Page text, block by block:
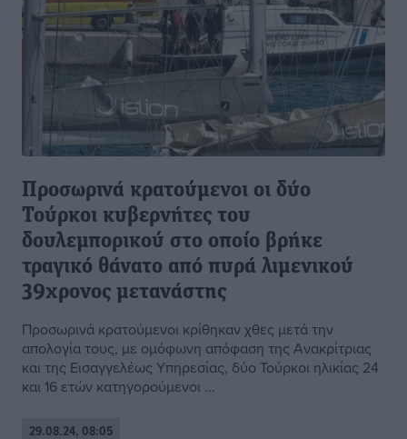
Προσωρινά κρατούμενοι οι δύο
Τούρκοι κυβερνήτες του
δουλεμπορικού στο οποίο βρήκε
τραγικό θάνατο από πυρά λιμενικού
39χρονος μετανάστης
Προσωρινά κρατούμενοι κρίθηκαν χθες μετά την
απολογία τους, με ομόφωνη απόφαση της Ανακρίτριας
και της Εισαγγελέως Υπηρεσίας, δύο Τούρκοι ηλικίας 24
και 16 ετών κατηγορούμενοι ...
29.08.24, 08:05